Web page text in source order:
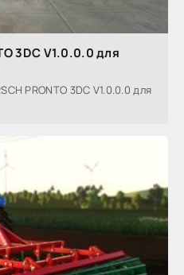
3DC V1.0.0.0 для
PRONTO 3DC V1.0.0.0 для